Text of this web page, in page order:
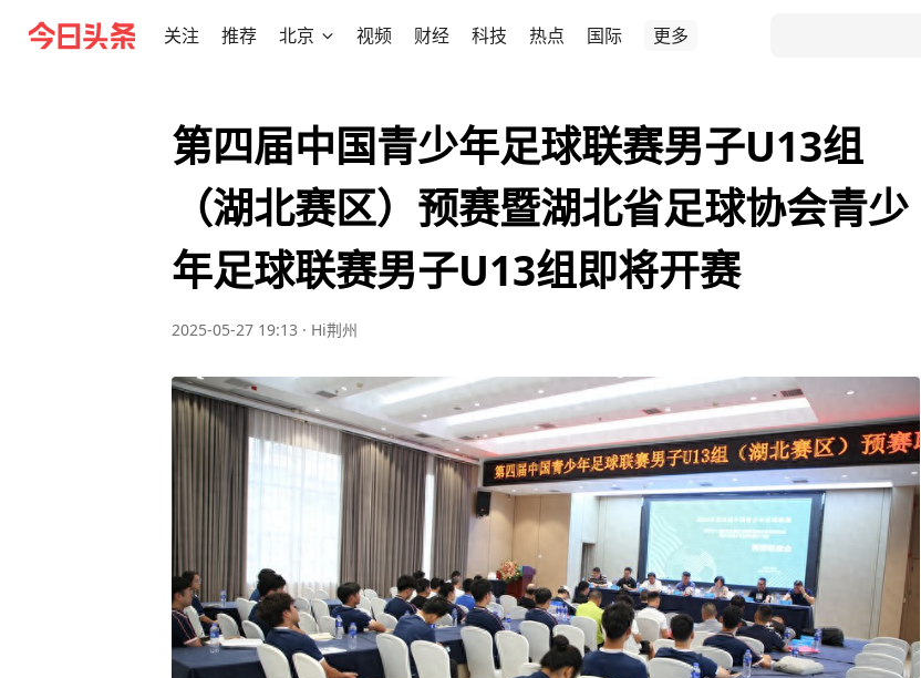
关注 推荐 北京 视频 财经 科技 热点 国际 更多
第四届中国青少年足球联赛男子U13组
（湖北赛区）预赛暨湖北省足球协会青少
年足球联赛男子U13组即将开赛
2025-05-27 19:13 · Hi荆州